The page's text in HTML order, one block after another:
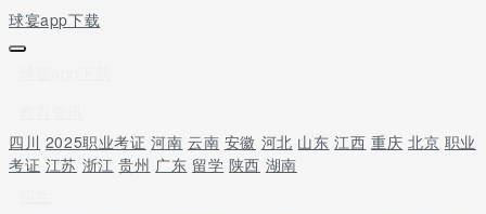
球宴app下载
四川 2025职业考证 河南 云南 安徽 河北 山东 江西 重庆 北京 职业
考证 江苏 浙江 贵州 广东 留学 陕西 湖南